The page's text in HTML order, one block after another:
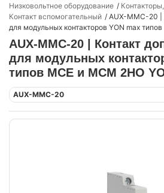
Низковольтное оборудование
Контакт вспомогательный
AUX-MMC-20 |
для модульных контакторов YON max
AUX-MMC-20 | Контакт
для модульных
типов MCE и MCM 2НО
AUX-MMC-20